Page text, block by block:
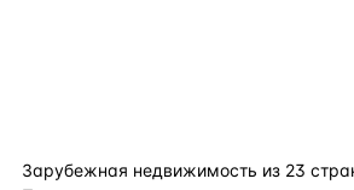
Зарубежная недвижимость из 23